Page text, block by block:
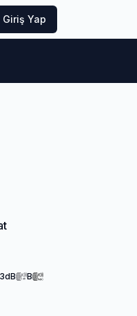
Giriş Yap
dB B